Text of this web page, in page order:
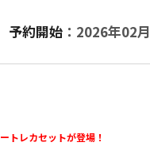
予約開始 ：2026年02
トレカセットが登場！